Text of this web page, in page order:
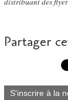
Partager
S'inscrire à la